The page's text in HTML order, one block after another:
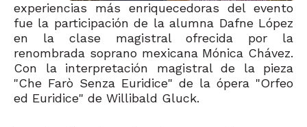
experiencias más enriquecedoras del evento
fue la participación de la alumna Dafne López
en la clase magistral ofrecida por la
renombrada soprano mexicana Mónica Chávez.
Con la interpretación magistral de la pieza
"Che Farò Senza Euridice" de la ópera "Orfeo
ed Euridice" de Willibald Gluck.